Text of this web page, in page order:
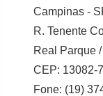
Campinas -
R. Tenente
Real Parque
CEP: 13082-
Fone: (19)